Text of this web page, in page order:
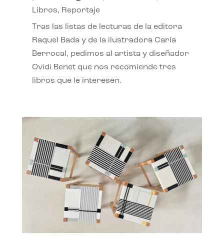
Libros, Reportaje
Tras las listas de lecturas de la editora
Raquel Bada y de la ilustradora Carla
Berrocal, pedimos al artista y diseñador
Ovidi Benet que nos recomiende tres
libros que le interesen.